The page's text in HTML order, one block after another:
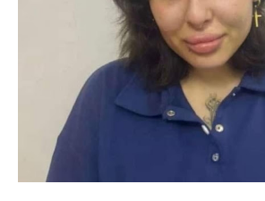
الاخبار السياسية
الاخبار الامنية
الاخبار الاقتصادية